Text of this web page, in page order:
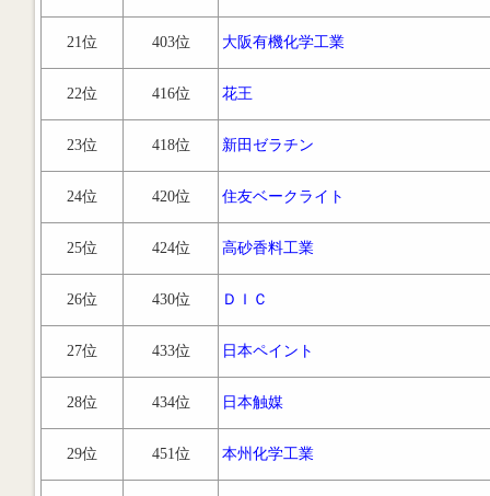
21位 403位 大阪有機化学工業
22位 416位 花王
23位 418位 新田ゼラチン
24位 420位 住友ベークライト
25位 424位 高砂香料工業
26位 430位 ＤＩＣ
27位 433位 日本ペイント
28位 434位 日本触媒
29位 451位 本州化学工業